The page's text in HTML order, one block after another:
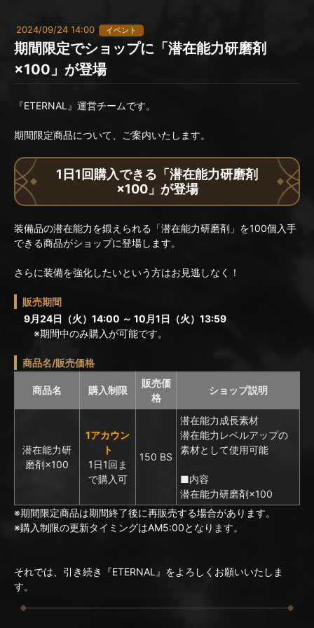
2024/09/24 14:00 イベント
期間限定でショップに「潜在能力研磨剤
×100」が登場
『ETERNAL』運営チームです。
期間限定商品について、ご案内いたします。
1日1回購入できる「潜在能力研磨剤
×100」が登場
装備品の潜在能力を鍛えられる「潜在能力研磨剤」を100個入手
できる商品がショップに登場します。
さらに装備を強化したいという方はお見逃しなく！
販売期間
9月24日（火）14:00 ～ 10月1日（火）13:59
※期間中のみ購入が可能です。
商品名/販売価格
商品名 購入制限
販売価
格
ショップ説明
潜在能力研
磨剤×100
1アカウン
ト
1日1回ま
で購入可
150 BS
潜在能力成長素材
潜在能力レベルアップの
素材として使用可能
■内容
潜在能力研磨剤×100
※期間限定商品は期間終了後に再販売する場合があります。
※購入制限の更新タイミングはAM5:00となります。
それでは、引き続き『ETERNAL』をよろしくお願いいたしま
す。